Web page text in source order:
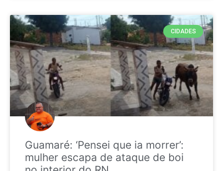
CIDADES
Guamaré: ‘Pensei que ia morrer’:
mulher escapa de ataque de boi